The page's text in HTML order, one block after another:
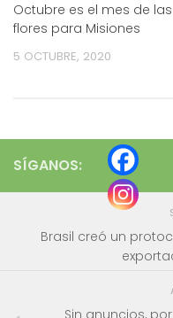
Octubre es el mes de las
flores para Misiones
5 OCTUBRE, 2020
SÍGANOS:
Brasil creó un